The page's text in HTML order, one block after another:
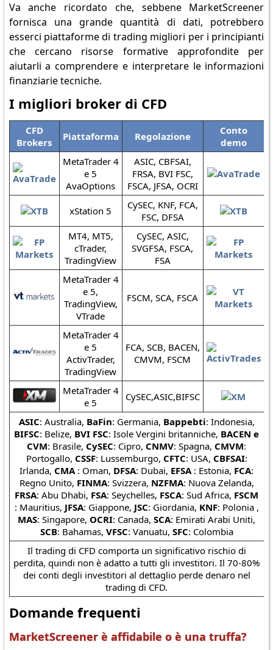
Va anche ricordato che, sebbene MarketScreener
fornisca una grande quantità di dati, potrebbero
esserci piattaforme di trading migliori per i principianti
che cercano risorse formative approfondite per
aiutarli a comprendere e interpretare le informazioni
finanziarie tecniche.
I migliori broker di CFD
CFD
Brokers
Piattaforma Regolazione
Conto
demo
MetaTrader 4
e 5
AvaOptions
ASIC, CBFSAI,
FRSA, BVI FSC,
FSCA, JFSA, OCRI
xStation 5
CySEC, KNF, FCA,
FSC, DFSA
MT4, MT5,
cTrader,
TradingView
CySEC, ASIC,
SVGFSA, FSCA,
FSA
MetaTrader 4
e 5,
TradingView,
VTrade
FSCM, SCA, FSCA
MetaTrader 4
e 5
ActivTrader,
TradingView
FCA, SCB, BACEN,
CMVM, FSCM
MetaTrader 4
e 5
CySEC,ASIC,BIFSC
ASIC: Australia, BaFin: Germania, Bappebti: Indonesia,
BIFSC: Belize, BVI FSC: Isole Vergini britanniche, BACEN e
CVM: Brasile, CySEC: Cipro, CNMV: Spagna, CMVM:
Portogallo, CSSF: Lussemburgo, CFTC: USA, CBFSAI:
Irlanda, CMA: Oman, DFSA: Dubai, EFSA: Estonia, FCA:
Regno Unito, FINMA: Svizzera, NZFMA: Nuova Zelanda,
FRSA: Abu Dhabi, FSA: Seychelles, FSCA: Sud Africa, FSCM
: Mauritius, JFSA: Giappone, JSC: Giordania, KNF: Polonia ,
MAS: Singapore, OCRI: Canada,SCA: Emirati Arabi Uniti,
SCB: Bahamas, VFSC: Vanuatu, SFC: Colombia
Il trading di CFD comporta un significativo rischio di
perdita, quindi non è adatto a tutti gli investitori. Il 70-80%
dei conti degli investitori al dettaglio perde denaro nel
trading di CFD.
Domande frequenti
MarketScreener è affidabile o è una truffa?